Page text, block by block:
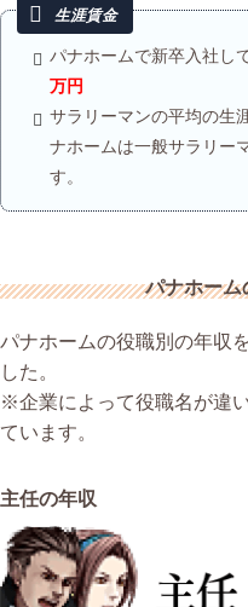
パナホームで新卒入社し
万円
サラリーマンの平均の生
ナホームは一般サラリー
す。
パナホーム
パナホームの役職別の年収
した。
※企業によって役職名が違
ています。
主任の年収